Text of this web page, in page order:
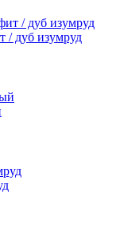
/ дуб изумруд